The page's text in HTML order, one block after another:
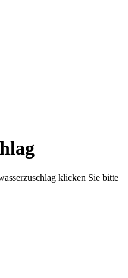
klicken Sie bitte